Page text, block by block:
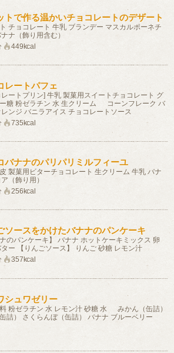
トで作る温かいチョコレートのデザート
チョコレート 牛乳 ブランデー マスカルポーネチ
ナ（飾り用含む）
449kcal
レートパフェ
レートプリン] 牛乳 製菓用スイートチョコレート グ
糖 粉ゼラチン 水 生クリーム コーンフレーク バ
ンジ バニラアイス チョコレートソース
735kcal
バナナのパリパリミルフィーユ
製菓用ビターチョコレート 生クリーム 牛乳 バナ
（飾り用）
256kcal
ソースをかけたバナナのパンケーキ
ナのパンケーキ】 バナナ ホットケーキミックス 卵
ー 【りんごソース】 りんご 砂糖 レモン汁
357kcal
シュワゼリー
粉ゼラチン 水 レモン汁 砂糖 水 みかん（缶詰）
詰） さくらんぼ（缶詰） バナナ ブルーベリー